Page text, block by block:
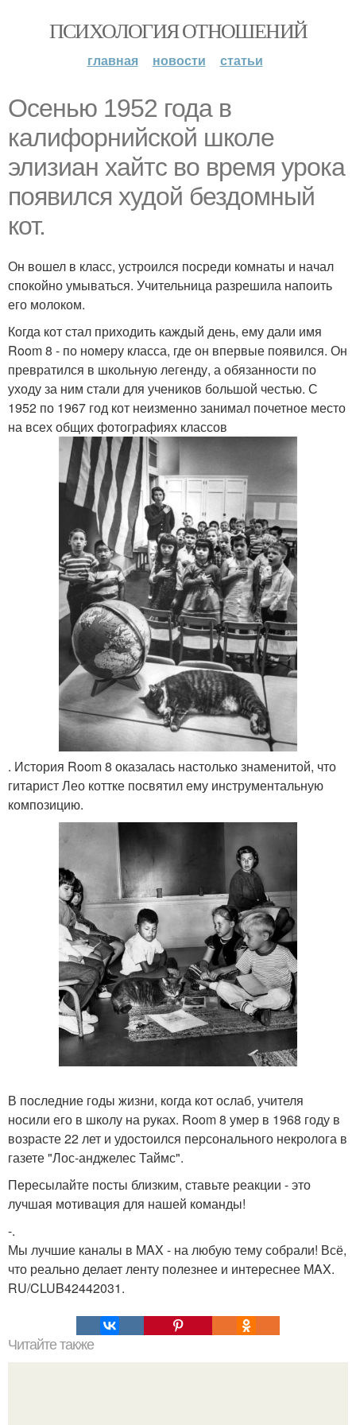
ПСИХОЛОГИЯ ОТНОШЕНИЙ
главная новости статьи
Осенью 1952 года в
калифорнийской школе
элизиан хайтс во время урока
появился худой бездомный
кот.
Он вошел в класс, устроился посреди комнаты и начал
спокойно умываться. Учительница разрешила напоить
его молоком.
Когда кот стал приходить каждый день, ему дали имя
Room 8 - по номеру класса, где он впервые появился. Он
превратился в школьную легенду, а обязанности по
уходу за ним стали для учеников большой честью. С
1952 по 1967 год кот неизменно занимал почетное место
на всех общих фотографиях классов
. История Room 8 оказалась настолько знаменитой, что
гитарист Лео коттке посвятил ему инструментальную
композицию.
В последние годы жизни, когда кот ослаб, учителя
носили его в школу на руках. Room 8 умер в 1968 году в
возрасте 22 лет и удостоился персонального некролога в
газете "Лос-анджелес Таймс".
Пересылайте посты близким, ставьте реакции - это
лучшая мотивация для нашей команды!
-.
Мы лучшие каналы в MAX - на любую тему собрали! Всё,
что реально делает ленту полезнее и интереснее MAX.
RU/CLUB42442031.
Читайте также